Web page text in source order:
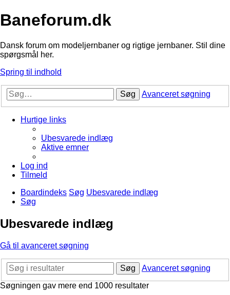
Baneforum.dk
Dansk forum om modeljernbaner og rigtige jernbaner. Stil dine
spørgsmål her.
Spring til indhold
Søg Avanceret søgning
Hurtige links
Ubesvarede indlæg
Aktive emner
Log ind
Tilmeld
Boardindeks Søg Ubesvarede indlæg
Søg
Ubesvarede indlæg
Gå til avanceret søgning
Søg
Avanceret søgning
Søgningen gav mere end 1000 resultater